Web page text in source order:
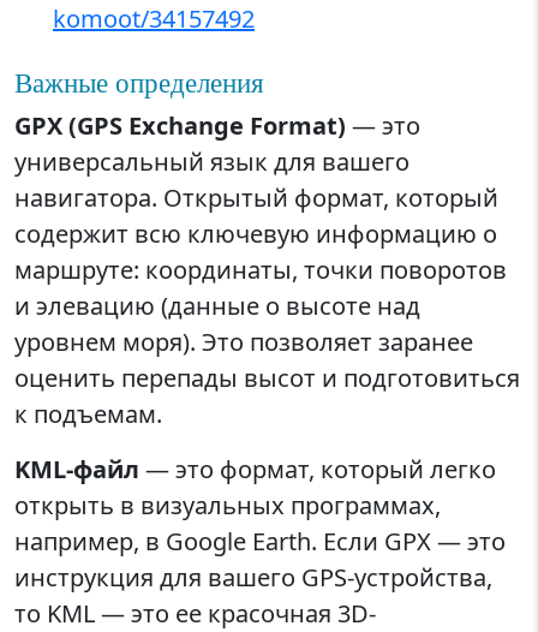
komoot/34157492
Важные определения
GPX (GPS Exchange Format) — это
универсальный язык для вашего
навигатора. Открытый формат, который
содержит всю ключевую информацию о
маршруте: координаты, точки поворотов
и элевацию (данные о высоте над
уровнем моря). Это позволяет заранее
оценить перепады высот и подготовиться
к подъемам.
KML-файл — это формат, который легко
открыть в визуальных программах,
например, в Google Earth. Если GPX — это
инструкция для вашего GPS-устройства,
то KML — это ее красочная 3D-